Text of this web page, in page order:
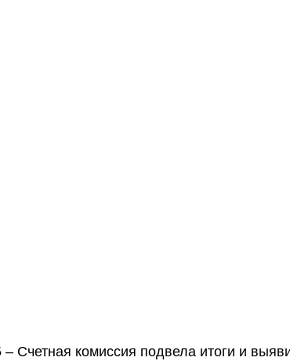
– Счетная комиссия подвела итоги и